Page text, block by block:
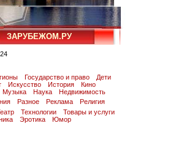
ЗАРУБЕЖОМ.РУ
Государство и право
Дети
Искусство История
Кино
Музыка Наука
Недвижимость
Разное Реклама
Религия
Технологии
Товары и услуги
Эротика Юмор